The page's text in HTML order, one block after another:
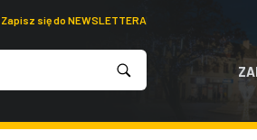
Zapisz się do NEWSLETTERA